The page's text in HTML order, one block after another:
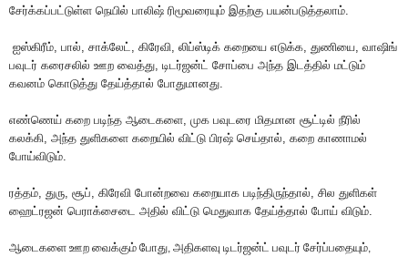
சேர்க்கப்பட்டுள்ள நெயில் பாலிஷ் ரிமூவரையும் இதற்கு பயன்படுத்தலாம்
ஐஸ்கிரீம் பால் சாக்லேட் கிரேவி லிப்ஸ்டிக் கறையை எடுக்க துணியை வாஷிங்
பவுடர் கரைசலில் ஊற வைத்து டிடர்ஜன்ட் சோப்பை அந்த இடத்தில் மட்டும்
கவனம் கொடுத்து தேய்த்தால் போதுமானது
எண்ணெய் கறை படிந்த ஆடைகளை முக பவுடரை மிதமான சூட்டில் நீரில்
கலக்கி அந்த துளிகளை கறையில் விட்டு பிரஷ் செய்தால் கறை காணாமல்
போய்விடும்
ரத்தம் துரு சூப் கிரேவி போன்றவை கறையாக படிந்திருந்தால் சில துளிகள்
ஹைட்ரஜன் பெராக்சைடை அதில் விட்டு மெதுவாக தேய்த்தால் போய் விடும்
ஆடைகளை ஊற வைக்கும் போது, அதிகளவு டிடர்ஜன்ட் பவுடர் சேர்ப்பதையும்,